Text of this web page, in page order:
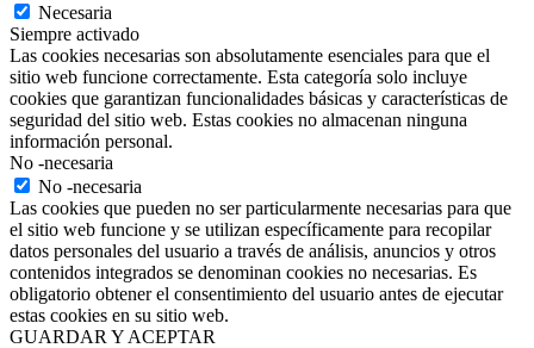
Necesaria
Siempre activado
Las cookies necesarias son absolutamente esenciales para que el
sitio web funcione correctamente. Esta categoría solo incluye
cookies que garantizan funcionalidades básicas y características de
seguridad del sitio web. Estas cookies no almacenan ninguna
información personal.
No -necesaria
No -necesaria
Las cookies que pueden no ser particularmente necesarias para que
el sitio web funcione y se utilizan específicamente para recopilar
datos personales del usuario a través de análisis, anuncios y otros
contenidos integrados se denominan cookies no necesarias. Es
obligatorio obtener el consentimiento del usuario antes de ejecutar
estas cookies en su sitio web.
GUARDAR Y ACEPTAR